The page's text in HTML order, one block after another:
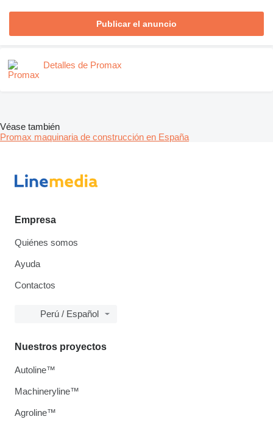
Publicar el anuncio
Detalles de Promax
Véase también
Promax maquinaria de construcción en España
Empresa
Quiénes somos
Ayuda
Contactos
Perú / Español
Nuestros proyectos
Autoline™
Machineryline™
Agroline™